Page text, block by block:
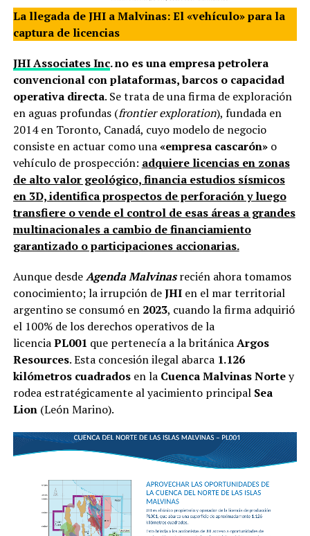
La llegada de JHI a Malvinas: El «vehículo» para la
captura de licencias
JHI Associates Inc. no es una empresa petrolera
convencional con plataformas, barcos o capacidad
operativa directa. Se trata de una firma de exploración
en aguas profundas (frontier exploration), fundada en
2014 en Toronto, Canadá, cuyo modelo de negocio
consiste en actuar como una«empresa cascarón»o
vehículo de prospección: adquiere licencias en zonas
de alto valor geológico, financia estudios sísmicos
en 3D, identifica prospectos de perforación y luego
transfiere o vende el control de esas áreas a grandes
multinacionales a cambio de financiamiento
garantizado o participaciones accionarias.
Aunque desdeAgenda Malvinasrecién ahora tomamos
conocimiento; la irrupción deJHI en el mar territorial
argentino se consumó en 2023, cuando la firma adquirió
el 100% de los derechos operativos de la
licenciaPL001 que pertenecía a la británicaArgos
Resources. Esta concesión ilegal abarca 1.126
kilómetros cuadradosen la Cuenca Malvinas Nortey
rodea estratégicamente al yacimiento principal Sea
Lion(León Marino).